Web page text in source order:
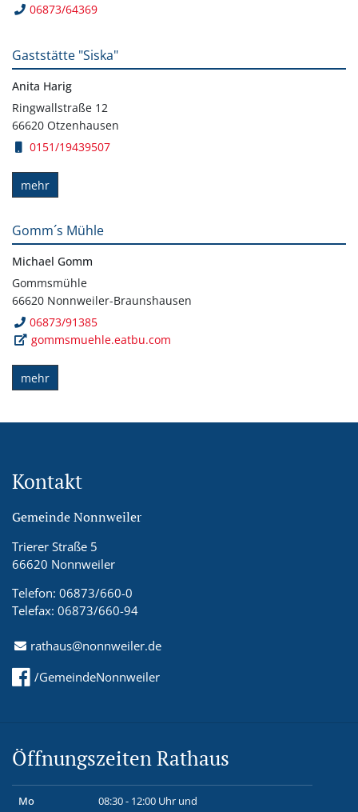
06873/64369
Gaststätte "Siska"
Anita Harig
Ringwallstraße 12
66620 Otzenhausen
0151/19439507
mehr
Gomm´s Mühle
Michael Gomm
Gommsmühle
66620 Nonnweiler-Braunshausen
06873/91385
gommsmuehle.eatbu.com
mehr
Kontakt
Gemeinde Nonnweiler
Trierer Straße 5
66620 Nonnweiler
Telefon: 06873/660-0
Telefax: 06873/660-94
rathaus@nonnweiler.de
/GemeindeNonnweiler
Öffnungszeiten Rathaus
Mo
08:30 - 12:00 Uhr und